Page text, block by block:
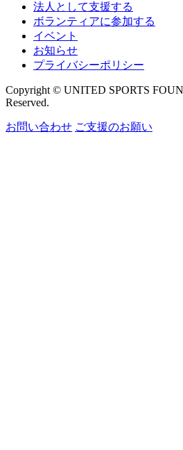
法人として支援する
ボランティアに参加する
イベント
お知らせ
プライバシーポリシー
Copyright © UNITED SPORTS
Reserved.
お問い合わせ ご支援のお願い